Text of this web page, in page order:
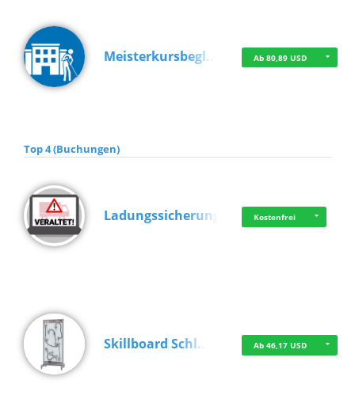
Meisterkursbegl… Ab 80,89 USD
Top 4 (Buchungen)
Ladungssicherung Kostenfrei
Skillboard Schl… Ab 46,17 USD